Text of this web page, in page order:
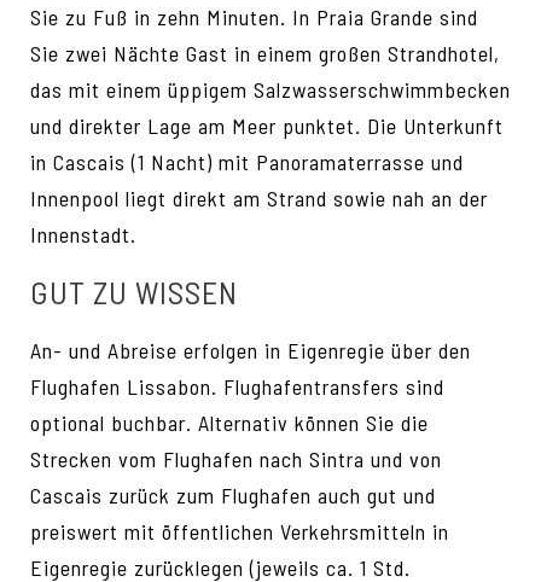
Sie zu Fuß in zehn Minuten. In Praia Grande sind
Sie zwei Nächte Gast in einem großen Strandhotel,
das mit einem üppigem Salzwasserschwimmbecken
und direkter Lage am Meer punktet. Die Unterkunft
in Cascais (1 Nacht) mit Panoramaterrasse und
Innenpool liegt direkt am Strand sowie nah an der
Innenstadt.
GUT ZU WISSEN
An- und Abreise erfolgen in Eigenregie über den
Flughafen Lissabon. Flughafentransfers sind
optional buchbar. Alternativ können Sie die
Strecken vom Flughafen nach Sintra und von
Cascais zurück zum Flughafen auch gut und
preiswert mit öffentlichen Verkehrsmitteln in
Eigenregie zurücklegen (jeweils ca. 1 Std.